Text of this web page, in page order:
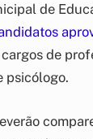
de
de
psicólogo.